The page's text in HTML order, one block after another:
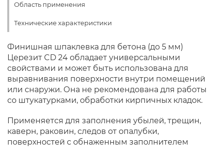
Область применения
Технические характеристики
Финишная шпаклевка для бетона (до 5 мм)
Церезит CD 24 обладает универсальными
свойствами и может быть использована для
выравнивания поверхности внутри помещений
или снаружи. Она не рекомендована для работы
со штукатурками, обработки кирпичных кладок.
Применяется для заполнения убылей, трещин,
каверн, раковин, следов от опалубки,
поверхностей с обнаженным заполнителем